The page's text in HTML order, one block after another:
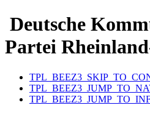
Deutsche
Partei